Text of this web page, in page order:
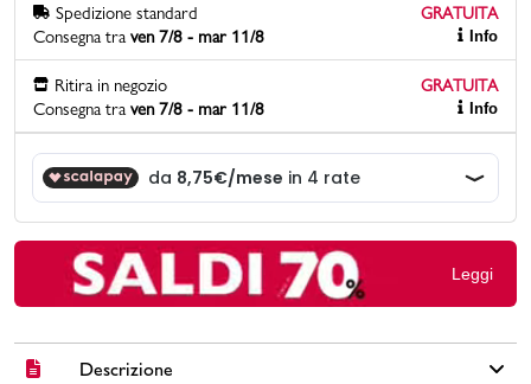
contatti
Gift card
Spedizione standard
GRATUITA
Consegna tra ven 7/8 - mar 11/8 Info
Ritira in negozio
GRATUITA
Consegna tra ven 7/8 - mar 11/8 Info
Leggi
Descrizione